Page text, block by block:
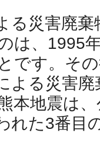
災害廃棄
は、1995
です。そ
よる災害
本地震は
れた3番目